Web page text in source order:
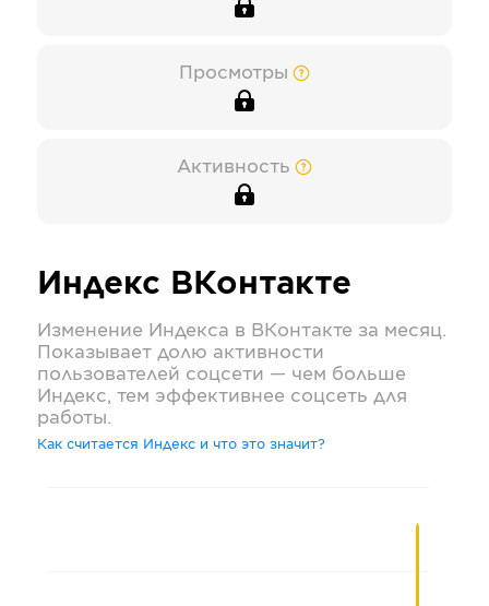
Просмотры
Активность
Индекс ВКонтакте
Изменение Индекса в ВКонтакте за месяц.
Показывает долю активности
пользователей соцсети — чем больше
Индекс, тем эффективнее соцсеть для
работы.
Как считается Индекс и что это значит?